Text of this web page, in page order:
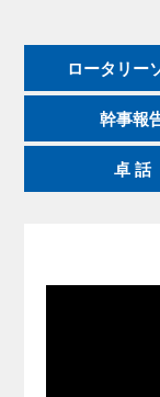
ロータリー
幹事報
卓 話